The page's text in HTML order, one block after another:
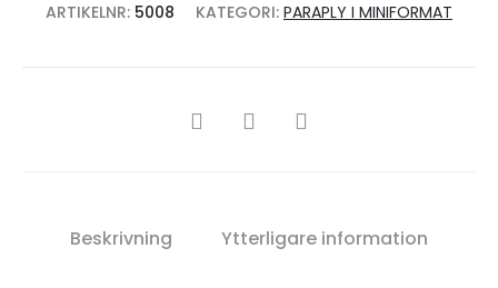
ARTIKELNR: 5008 KATEGORI: PARAPLY I MINIFORMAT
SHARE
Beskrivning Ytterligare information